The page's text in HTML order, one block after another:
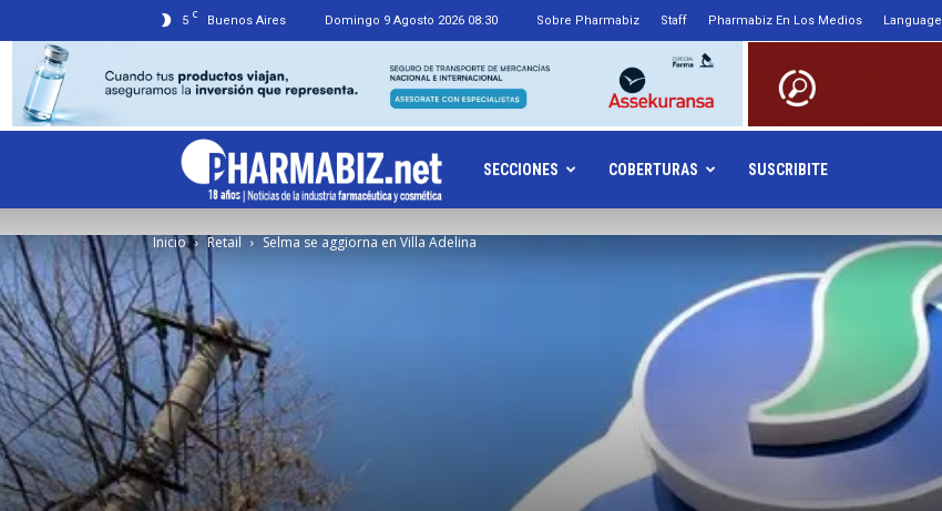
5 C Buenos Aires Domingo 9 Agosto 2026 08:30 Sobre Pharmabiz Staff Pharmabiz En Los Medios Language
Pharmabiz.NET
SECCIONES COBERTURAS SUSCRIBITE
Inicio Retail Selma se aggiorna en Villa Adelina